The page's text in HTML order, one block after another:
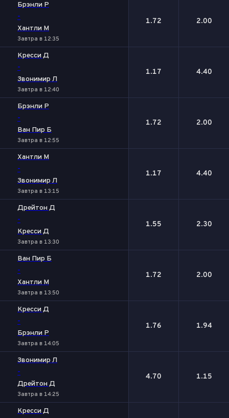
Брэнли Р
-
Хантли М
Завтра в 12:35
1.72 2.00
Кресси Д
-
Звонимир Л
Завтра в 12:40
1.17 4.40
Брэнли Р
-
Ван Пир Б
Завтра в 12:55
1.72 2.00
Хантли М
-
Звонимир Л
Завтра в 13:15
1.17 4.40
Дрейтон Д
-
Кресси Д
Завтра в 13:30
1.55 2.30
Ван Пир Б
-
Хантли М
Завтра в 13:50
1.72 2.00
Кресси Д
-
Брэнли Р
Завтра в 14:05
1.76 1.94
Звонимир Л
-
Дрейтон Д
Завтра в 14:25
4.70 1.15
Кресси Д